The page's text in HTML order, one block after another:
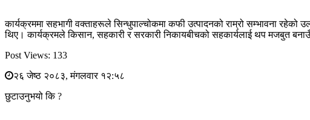
कार्यक्रममा सहभागी वक्ताहरूले सिन्धुपाल्चोकमा कफी उत्पादनको राम्रो सम्भावना
थिए। कार्यक्रमले किसान, सहकारी र सरकारी निकायबीचको सहकार्यलाई थप मजबुत
Post Views: 133
२६ जेष्ठ २०८३, मंगलवार १२:५८
छुटाउनुभयो कि ?